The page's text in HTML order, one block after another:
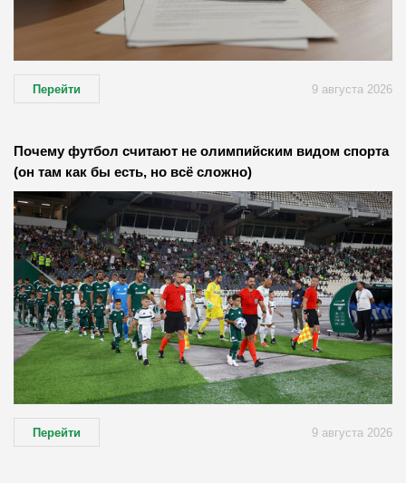
Перейти 9 августа 2026
Почему футбол считают не олимпийским видом спорта
(он там как бы есть, но всё сложно)
Перейти 9 августа 2026